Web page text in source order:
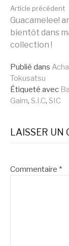
Lire
la
Article précédent
Guacamelee!
bientôt dans
collection !
Publié dans
Tokusatsu
Étiqueté avec
Gaim, S.I.C, SIC
LAISSER UN
Commentaire *